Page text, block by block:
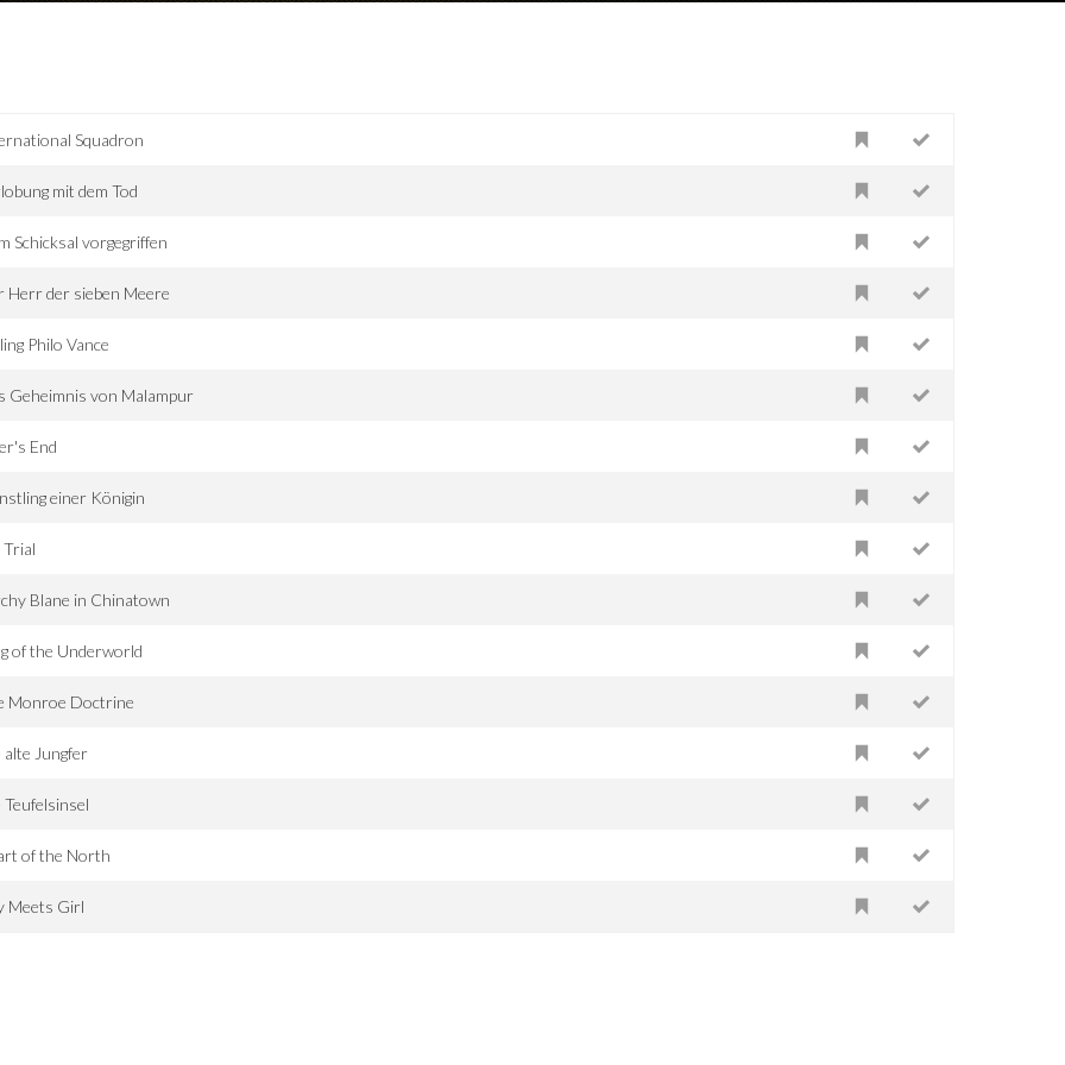
Squadron
mit dem Tod
Schicksal vorgegriffen
Herr der sieben Meere
Philo Vance
Geheimnis von Malampur
End
einer Königin
Blane in Chinatown
of the Underworld
Monroe Doctrine
alte Jungfer
Teufelsinsel
of the North
Meets Girl